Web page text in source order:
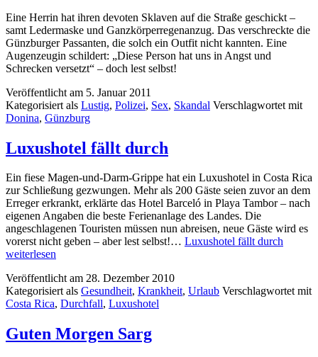
Eine Herrin hat ihren devoten Sklaven auf die Straße geschickt –
samt Ledermaske und Ganzkörperregenanzug. Das verschreckte die
Günzburger Passanten, die solch ein Outfit nicht kannten. Eine
Augenzeugin schildert: „Diese Person hat uns in Angst und
Schrecken versetzt“ – doch lest selbst!
Veröffentlicht am 5. Januar 2011
Kategorisiert als Lustig, Polizei, Sex, Skandal Verschlagwortet mit
Donina, Günzburg
Luxushotel fällt durch
Ein fiese Magen-und-Darm-Grippe hat ein Luxushotel in Costa Rica
zur Schließung gezwungen. Mehr als 200 Gäste seien zuvor an dem
Erreger erkrankt, erklärte das Hotel Barceló in Playa Tambor – nach
eigenen Angaben die beste Ferienanlage des Landes. Die
angeschlagenen Touristen müssen nun abreisen, neue Gäste wird es
vorerst nicht geben – aber lest selbst!… Luxushotel fällt durch
weiterlesen
Veröffentlicht am 28. Dezember 2010
Kategorisiert als Gesundheit, Krankheit, Urlaub Verschlagwortet mit
Costa Rica, Durchfall, Luxushotel
Guten Morgen Sarg